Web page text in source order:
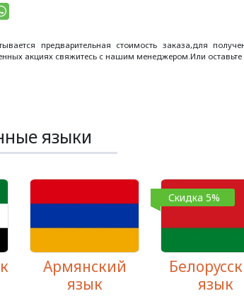
предварительная стоимость заказа,для
акциях свяжитесь с нашим менеджером.Или
языки
Армянский
язык
Скидка 5%
язык